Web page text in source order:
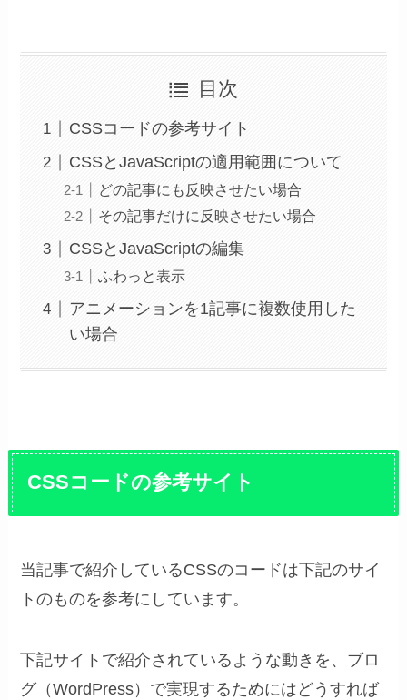
目次
CSSコードの参考サイト
CSSとJavaScriptの適用範囲について
どの記事にも反映させたい場合
その記事だけに反映させたい場合
CSSとJavaScriptの編集
ふわっと表示
アニメーションを1記事に複数使用した
い場合
CSSコードの参考サイト
当記事で紹介しているCSSのコードは下記のサイ
トのものを参考にしています。
下記サイトで紹介されているような動きを、ブロ
グ（WordPress）で実現するためにはどうすれば